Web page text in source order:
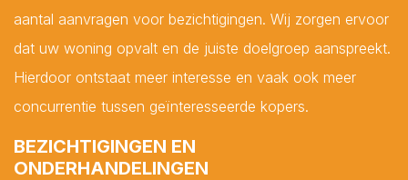
aantal aanvragen voor bezichtigingen. Wij zorgen ervoor
dat uw woning opvalt en de juiste doelgroep aanspreekt.
Hierdoor ontstaat meer interesse en vaak ook meer
concurrentie tussen geïnteresseerde kopers.
BEZICHTIGINGEN EN
ONDERHANDELINGEN